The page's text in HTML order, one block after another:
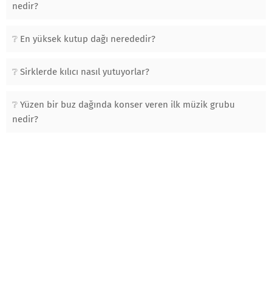
nedir?
En yüksek kutup dağı nerededir?
Sirklerde kılıcı nasıl yutuyorlar?
Yüzen bir buz dağında konser veren ilk müzik grubu
nedir?